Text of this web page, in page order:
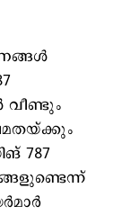
വീണ്ടും
787